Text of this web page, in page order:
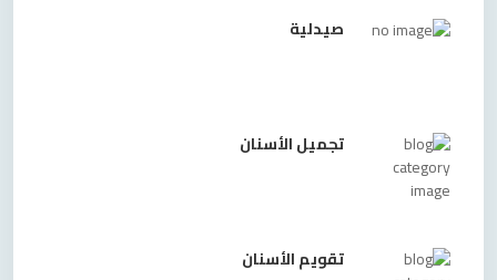
صيدلية
تجميل الأسنان
تقويم الأسنان